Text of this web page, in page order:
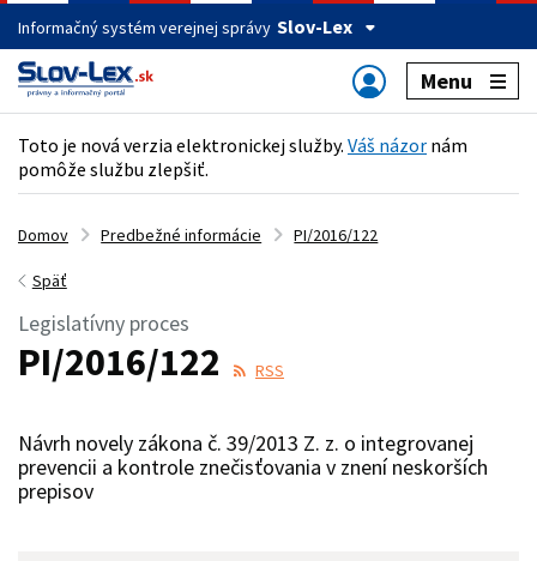
Informačný systém verejnej správy Slov-Lex
Menu
Toto je nová verzia elektronickej služby. Váš názor nám
pomôže službu zlepšiť.